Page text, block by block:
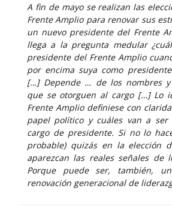
A fin de mayo se realizan las
Frente Amplio para renovar sus
un nuevo presidente del Frente
llega a la pregunta medular
presidente del Frente Amplio
por encima suya como
[…] Depende … de los nombres
que se otorguen al cargo […] Lo
Frente Amplio definiese con
papel político y cuáles van a
cargo de presidente. Si no lo
probable) quizás en la elección
aparezcan las reales señales de
Porque puede ser, también,
renovación generacional de